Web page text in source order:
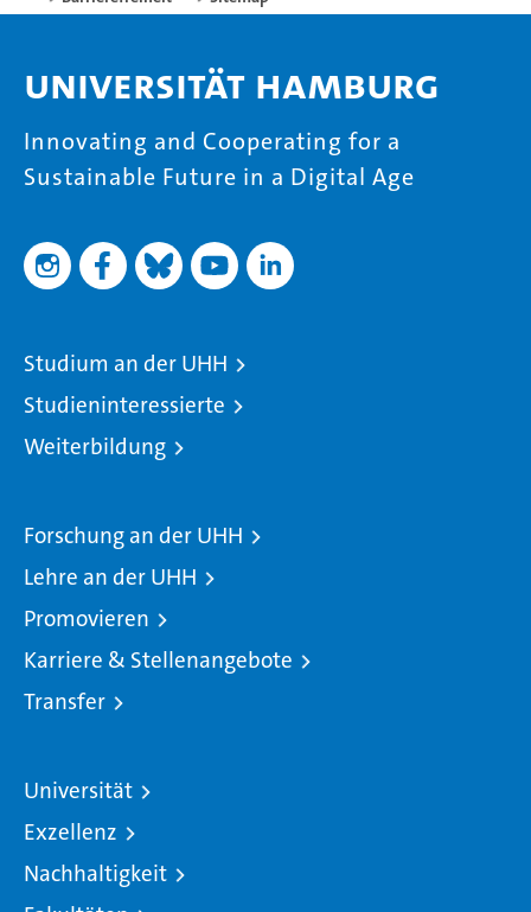
Universität Hamburg
Innovating and Cooperating for a
Sustainable Future in a Digital Age
Studium an der UHH
Studieninteressierte
Weiterbildung
Forschung an der UHH
Lehre an der UHH
Promovieren
Karriere & Stellenangebote
Transfer
Universität
Exzellenz
Nachhaltigkeit